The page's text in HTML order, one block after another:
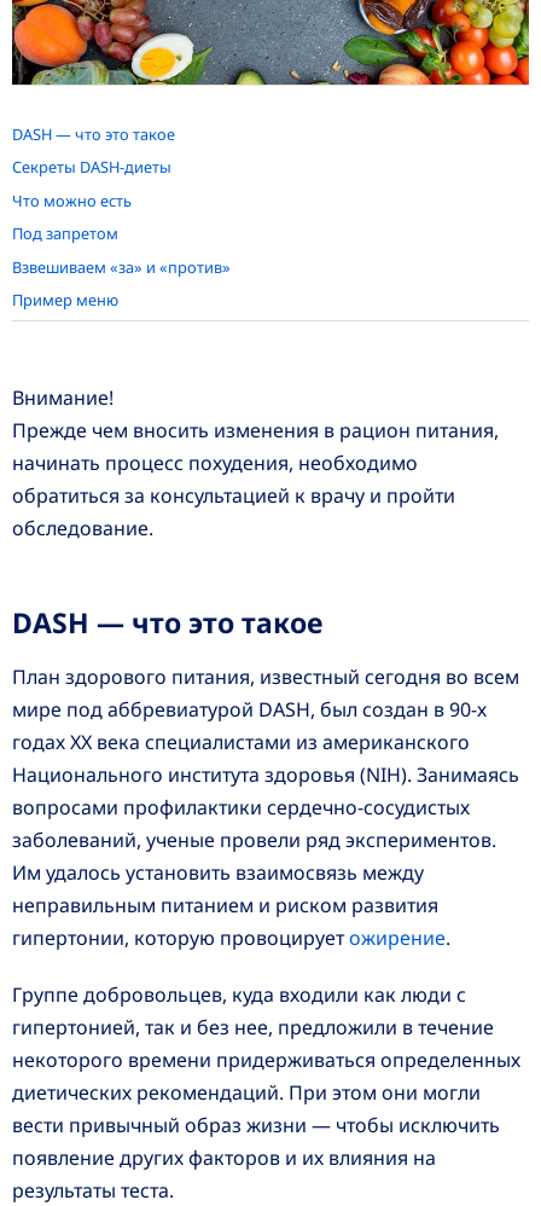
DASH — что это такое
Секреты DASH-диеты
Что можно есть
Под запретом
Взвешиваем «за» и «против»
Пример меню
Внимание!
Прежде чем вносить изменения в рацион питания,
начинать процесс похудения, необходимо
обратиться за консультацией к врачу и пройти
обследование.
DASH — что это такое
План здорового питания, известный сегодня во всем
мире под аббревиатурой DASH, был создан в 90-х
годах ХХ века специалистами из американского
Национального института здоровья (NIH). Занимаясь
вопросами профилактики сердечно-сосудистых
заболеваний, ученые провели ряд экспериментов.
Им удалось установить взаимосвязь между
неправильным питанием и риском развития
гипертонии, которую провоцируетожирение.
Группе добровольцев, куда входили как люди с
гипертонией, так и без нее, предложили в течение
некоторого времени придерживаться определенных
диетических рекомендаций. При этом они могли
вести привычный образ жизни — чтобы исключить
появление других факторов и их влияния на
результаты теста.